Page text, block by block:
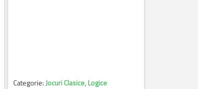
Categorie:Jocuri Clasice, Logice